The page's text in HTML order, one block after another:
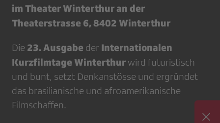
im Theater Winterthur an der
Theaterstrasse 6, 8402 Winterthur
Die 23. Ausgabe der Internationalen
Kurzfilmtage Winterthurwird futuristisch
und bunt, setzt Denkanstösse und ergründet
das brasilianische und afroamerikanische
Filmschaffen.